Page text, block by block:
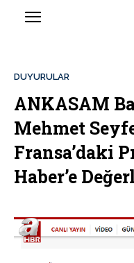
DUYURULAR
ANKASAM
Mehmet
Fransa’daki
Haber’e